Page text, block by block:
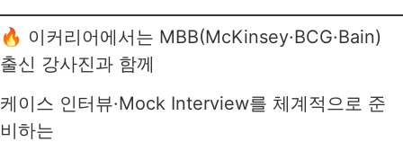
🔥 이커리어에서는 MBB(McKinsey·BCG·Bain)
출신 강사진과 함께
케이스 인터뷰·Mock Interview를 체계적으로 준
비하는